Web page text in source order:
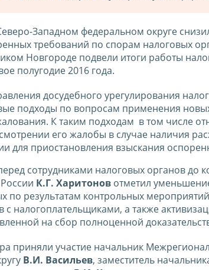
Западном федеральном округе
требований по спорам налоговых
Новгороде подвели итоги работы
полугодие 2016 года.
досудебного урегулирования
подходы по вопросам применения
К таким подходам в том числе
его жалобы в случае наличия
для приостановления взыскания
сотрудниками налоговых органов до
К.Г. Харитонов отметил
по результатам контрольных
с налогоплательщиками, а также
на сбор полноценной
приняли участие начальник
В.И. Васильев, заместитель